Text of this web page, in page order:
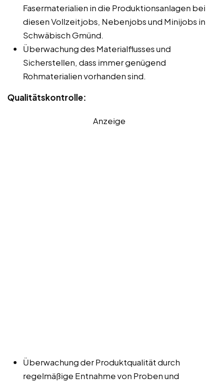
Fasermaterialien in die Produktionsanlagen bei
diesen Vollzeitjobs, Nebenjobs und Minijobs in
Schwäbisch Gmünd.
Überwachung des Materialflusses und
Sicherstellen, dass immer genügend
Rohmaterialien vorhanden sind.
Qualitätskontrolle:
Anzeige
Überwachung der Produktqualität durch
regelmäßige Entnahme von Proben und